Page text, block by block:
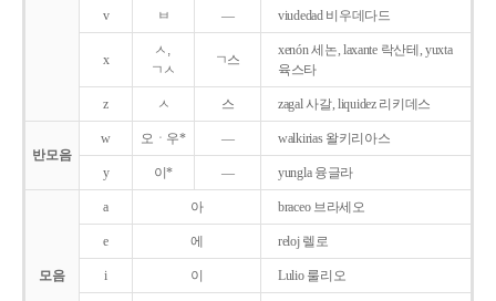
v ㅂ ― viudedad 비우데다드
x
ㅅ,
ㄱㅅ
ㄱ스
xenón 세논, laxante 락산테, yuxta
육스타
z ㅅ 스 zagal 사갈, liquidez 리키데스
반모음
w 오ㆍ우* ― walkirias 왈키리아스
y 이* ― yungla 융글라
모음
a 아 braceo 브라세오
e 에 reloj 렐로
i 이 Lulio 룰리오